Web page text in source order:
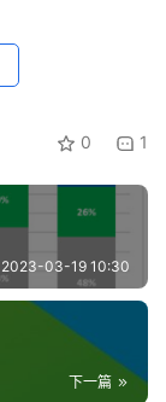
0 1
2023-03-19 10:30
下一篇